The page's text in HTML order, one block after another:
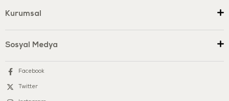
Kurumsal
Sosyal Medya
Facebook
Twitter